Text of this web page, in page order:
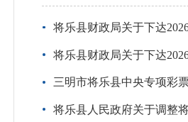
将乐县财政局关于下达
将乐县财政局关于下达
三明市将乐县中央专项彩
将乐县人民政府关于调整